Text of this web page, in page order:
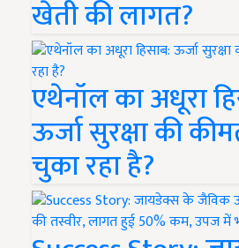
खेती की लागत?
एथेनॉल का अधूरा
ऊर्जा सुरक्षा की
चुका रहा है?